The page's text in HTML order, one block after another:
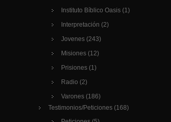
Instituto Bíblico Oasis (1)
Interpretación (2)
Jovenes (243)
Misiones (12)
Prisiones (1)
Radio (2)
Varones (186)
Testimonios/Peticiones (168)